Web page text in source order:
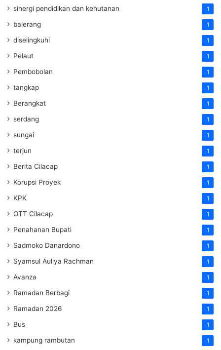
sinergi pendidikan dan kehutanan 1
balerang 1
diselingkuhi 1
Pelaut 1
Pembobolan 1
tangkap 1
Berangkat 1
serdang 1
sungai 1
terjun 1
Berita Cilacap 1
Korupsi Proyek 1
KPK 1
OTT Cilacap 1
Penahanan Bupati 1
Sadmoko Danardono 1
Syamsul Auliya Rachman 1
Avanza 1
Ramadan Berbagi 1
Ramadan 2026 1
Bus 1
kampung rambutan 1